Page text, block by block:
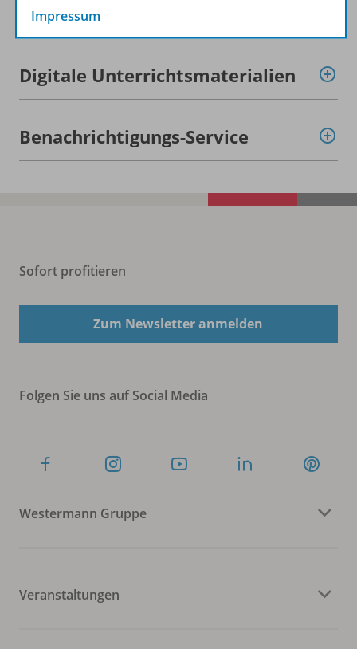
Zugehörige Produkte
Digitale Unterrichtsmaterialien
Benachrichtigungs-Service
Sofort profitieren
Zum Newsletter anmelden
Folgen Sie uns auf Social Media
Westermann Gruppe
Veranstaltungen
Impressum